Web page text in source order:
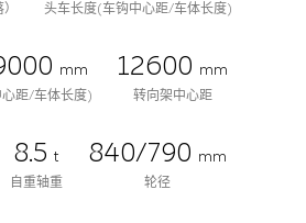
头车长度(车钩中心距/车体长度)
mm
距/车体长度)
12600 mm
转向架中心距
8.5 t
自重轴重
840/790 mm
轮径